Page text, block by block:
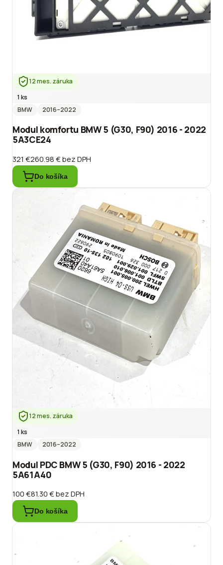
12 mes. záruka
1 ks
BMW
2016–2022
Modul komfortu BMW 5 (G30, F90) 2016 - 2022
5A3CE24
321 €260.98 €bez DPH
Do košíka
12 mes. záruka
1 ks
BMW
2016–2022
Modul PDC BMW 5 (G30, F90) 2016 - 2022
5A61A40
100 €81.30 €bez DPH
Do košíka